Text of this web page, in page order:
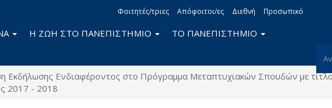
Φοιτητές/τριες Απόφοιτοι/ες Διεθνή Προσωπικό
Η ΖΩΗ ΣΤΟ ΠΑΝΕΠΙΣΤΗΜΙΟ ΤΟ ΠΑΝΕΠΙΣΤΗΜΙΟ
Εκδήλωσης Ενδιαφέροντος στο Πρόγραμμα Μεταπτυχιακών Σπουδών με
2017 - 2018